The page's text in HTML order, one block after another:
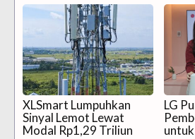
XLSmart Lumpuhkan
Sinyal Lemot Lewat
Modal Rp1,29 Triliun
LG